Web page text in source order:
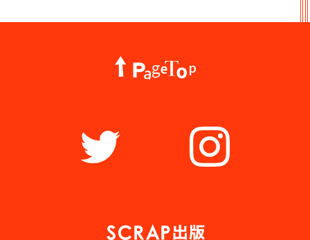
PageTop
謎出版社 SCRAP出版